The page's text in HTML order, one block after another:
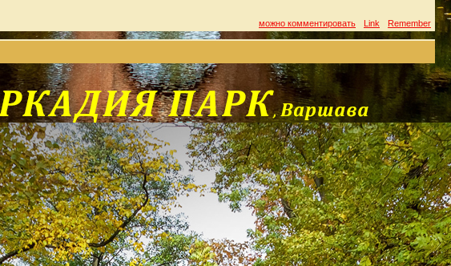
можно комментировать Link Remember